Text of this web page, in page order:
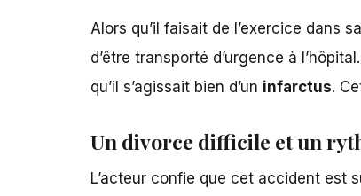
Alors qu’il faisait de l’exercice dans
d’être transporté d’urgence à
qu’il s’agissait bien d’un infarctus.
Un divorce difficile et un
L’acteur confie que cet accident est